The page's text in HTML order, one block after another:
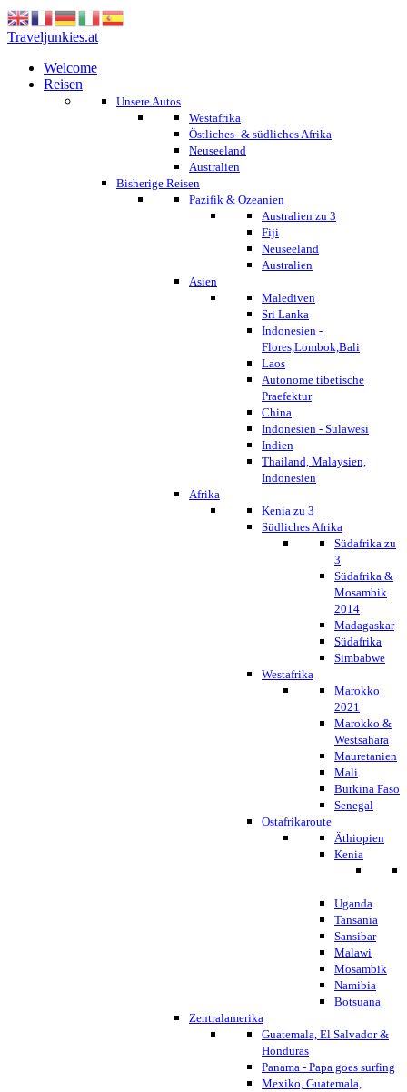
Traveljunkies.at
Welcome
Reisen
Unsere Autos
Westafrika
Östliches- & südliches Afrika
Neuseeland
Australien
Bisherige Reisen
Pazifik & Ozeanien
Australien zu 3
Fiji
Neuseeland
Australien
Asien
Malediven
Sri Lanka
Indonesien -
Flores,Lombok,Bali
Laos
Autonome tibetische
Praefektur
China
Indonesien - Sulawesi
Indien
Thailand, Malaysien,
Indonesien
Afrika
Kenia zu 3
Südliches Afrika
Südafrika zu
3
Südafrika &
Mosambik
2014
Madagaskar
Südafrika
Simbabwe
Westafrika
Marokko
2021
Marokko &
Westsahara
Mauretanien
Mali
Burkina Faso
Senegal
Ostafrikaroute
Äthiopien
Kenia
Uganda
Tansania
Sansibar
Malawi
Mosambik
Namibia
Botsuana
Zentralamerika
Guatemala, El Salvador &
Honduras
Panama - Papa goes surfing
Mexiko, Guatemala,